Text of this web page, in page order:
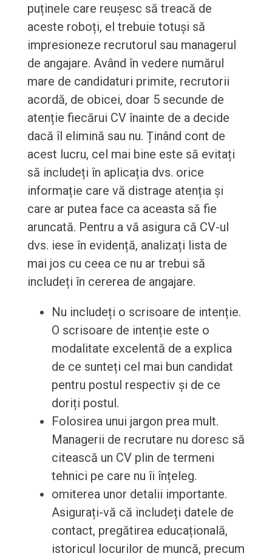
puținele care reușesc să treacă de
aceste roboți, el trebuie totuși să
impresioneze recrutorul sau managerul
de angajare. Având în vedere numărul
mare de candidaturi primite, recrutorii
acordă, de obicei, doar 5 secunde de
atenție fiecărui CV înainte de a decide
dacă îl elimină sau nu. Ținând cont de
acest lucru, cel mai bine este să evitați
să includeți în aplicația dvs. orice
informație care vă distrage atenția și
care ar putea face ca aceasta să fie
aruncată. Pentru a vă asigura că CV-ul
dvs. iese în evidență, analizați lista de
mai jos cu ceea ce nu ar trebui să
includeți în cererea de angajare.
Nu includeți o scrisoare de intenție.
O scrisoare de intenție este o
modalitate excelentă de a explica
de ce sunteți cel mai bun candidat
pentru postul respectiv și de ce
doriți postul.
Folosirea unui jargon prea mult.
Managerii de recrutare nu doresc să
citească un CV plin de termeni
tehnici pe care nu îi înțeleg.
omiterea unor detalii importante.
Asigurați-vă că includeți datele de
contact, pregătirea educațională,
istoricul locurilor de muncă, precum